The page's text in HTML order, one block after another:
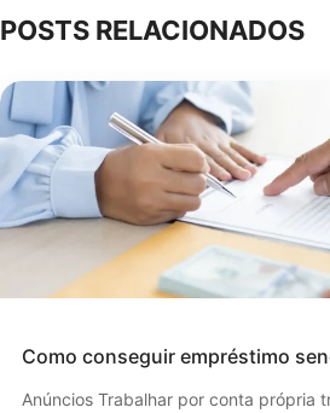
POSTS RELACIONADOS
Como conseguir empréstimo
Anúncios Trabalhar por conta própria